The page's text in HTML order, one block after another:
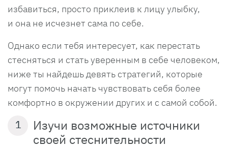
избавиться, просто приклеив к лицу улыбку,
и она не исчезнет сама по себе.
Однако если тебя интересует, как перестать
стесняться и стать уверенным в себе человеком,
ниже ты найдешь девять стратегий, которые
могут помочь начать чувствовать себя более
комфортно в окружении других и с самой собой.
1
Изучи возможные источники
своей стеснительности